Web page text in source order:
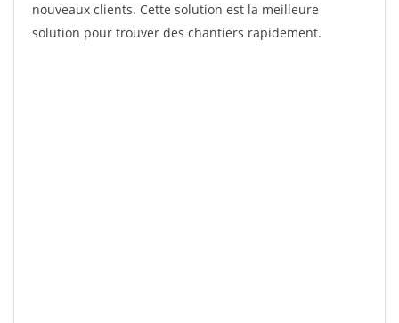
nouveaux clients. Cette solution est la meilleure
solution pour trouver des chantiers rapidement.